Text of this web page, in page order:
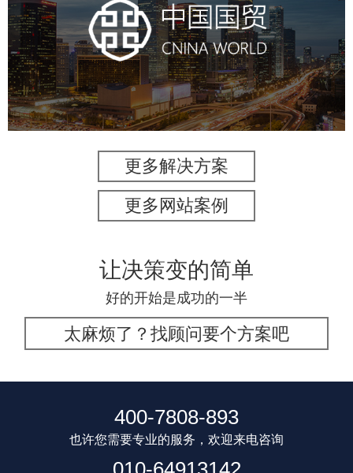
房地产 商业地产 地产网站建设
地产网站设计
网站建设
电商网站
更多解决方案
更多网站案例
让决策变的简单
好的开始是成功的一半
太麻烦了？找顾问要个方案吧
400-7808-893
也许您需要专业的服务，欢迎来电咨询